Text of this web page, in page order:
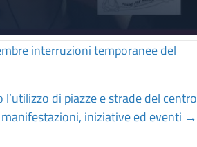
interruzioni temporanee del
di piazze e strade del centro
iniziative ed eventi →